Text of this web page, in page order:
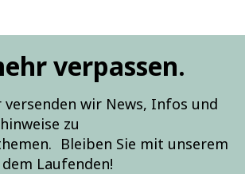
verpassen.
versenden wir News, Infos und
zu
Bleiben Sie mit unserem
Laufenden!